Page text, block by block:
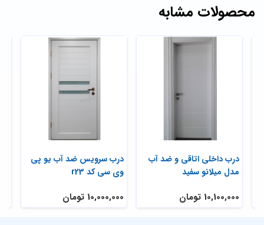
محصولات مشابه
درب سرویس ضد آب یو پی
وی سی کد r23
10,000,000 تومان
درب داخلی اتاقی و ضد آب
مدل میلانو سفید
10,100,000 تومان